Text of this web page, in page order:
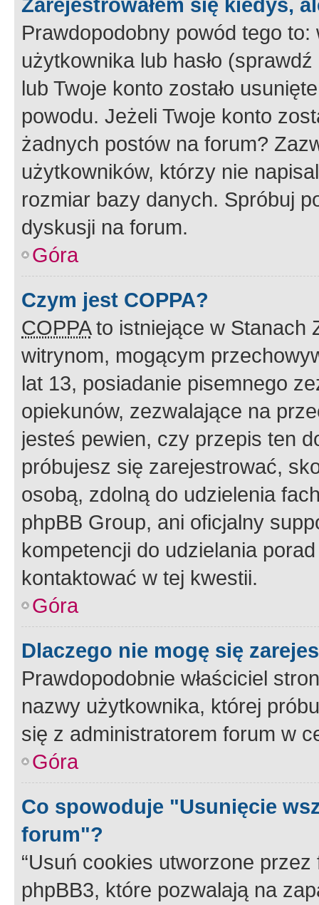
Prawdopodobny powód tego to:
użytkownika lub hasło
lub Twoje konto zostało
powodu. Jeżeli Twoje konto
żadnych postów na forum?
użytkowników, którzy nie
rozmiar bazy danych. Spróbuj
dyskusji na forum.
Góra
Czym jest COPPA?
COPPAto istniejące w Stanach
witrynom, mogącym
lat 13, posiadanie pisemnego
opiekunów, zezwalające na
jesteś pewien, czy przepis ten
próbujesz się zarejestrować,
osobą, zdolną do udzielenia
phpBB Group, ani oficjalny
kompetencji do udzielania
kontaktować w tej kwestii.
Góra
Dlaczego nie mogę się
Prawdopodobnie właściciel
nazwy użytkownika, której
się z administratorem forum w
Góra
Co spowoduje "Usunięcie
forum"?
“Usuń cookies utworzone
phpBB3, które pozwalają na